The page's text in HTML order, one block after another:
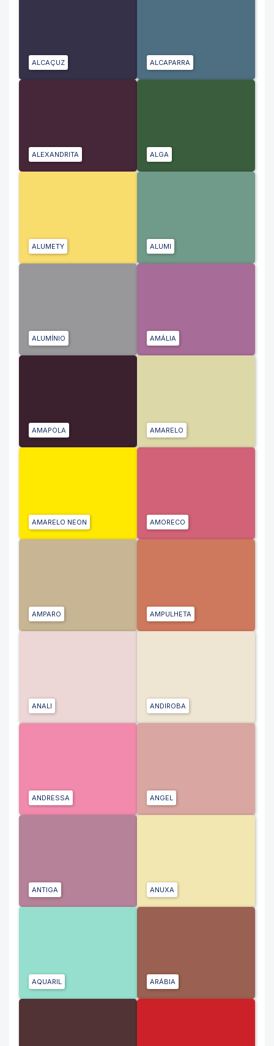
ALCAÇUZ ALCAPARRA
ALEXANDRITA ALGA
ALUMETY ALUMI
ALUMÍNIO AMÁLIA
AMAPOLA AMARELO
AMARELO NEON AMORECO
AMPARO AMPULHETA
ANALI ANDIROBA
ANDRESSA ANGEL
ANTIGA ANUXA
AQUARIL ARÁBIA